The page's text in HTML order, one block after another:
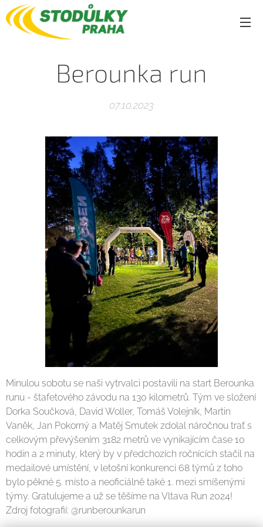
Berounka run
07.10.2023
Minulou sobotu se naši vytrvalci postavili na start Berounka
runu - štafetového závodu na 130 kilometrů. Tým ve složení
Dorka Součková, David Woller, Tomáš Volejník, Martin
Vaněk, Jan Pokorný a Matěj Smutek zdolal náročnou trať s
celkovým převýšením 3182 metrů ve vynikajícím čase 10
hodin a 2 minuty, který by v předchozích ročnících stačil na
medailové umístění, v letošní konkurenci 68 týmů z toho
bylo pěkné 5. místo a neoficiálně také 1. mezi smíšenými
týmy. Gratulujeme a už se těšíme na Vltava Run 2024!
Zdroj fotografií: @runberounkarun